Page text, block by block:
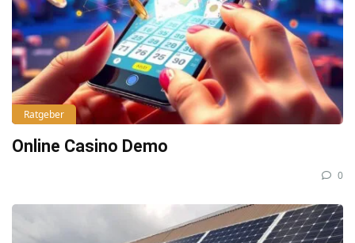
Ratgeber
Online Casino Demo
0